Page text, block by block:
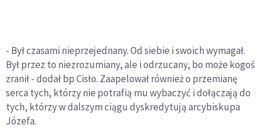
- Był czasami nieprzejednany. Od siebie i swoich wymagał.
Był przez to niezrozumiany, ale i odrzucany, bo może kogoś
zranił - dodał bp Cisło. Zaapelował również o przemianę
serca tych, którzy nie potrafią mu wybaczyć i dołączają do
tych, którzy w dalszym ciągu dyskredytują arcybiskupa
Józefa.